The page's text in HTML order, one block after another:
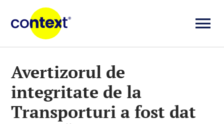
content
Știri
Avertizorul de
integritate de la
Transporturi a fost dat